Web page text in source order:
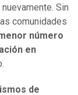
Sin
comunidades
número
en
de